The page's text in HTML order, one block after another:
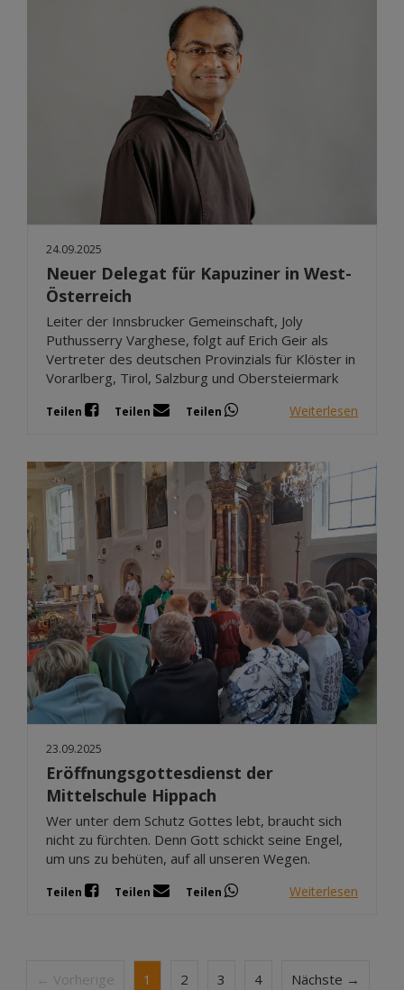
24.09.2025
Neuer Delegat für Kapuziner in West-
Österreich
Leiter der Innsbrucker Gemeinschaft, Joly
Puthusserry Varghese, folgt auf Erich Geir als
Vertreter des deutschen Provinzials für Klöster in
Vorarlberg, Tirol, Salzburg und Obersteiermark
Teilen Teilen Teilen Weiterlesen
23.09.2025
Eröffnungsgottesdienst der
Mittelschule Hippach
Wer unter dem Schutz Gottes lebt, braucht sich
nicht zu fürchten. Denn Gott schickt seine Engel,
um uns zu behüten, auf all unseren Wegen.
Teilen Teilen Teilen Weiterlesen
← Vorherige 1 2 3 4 Nächste →